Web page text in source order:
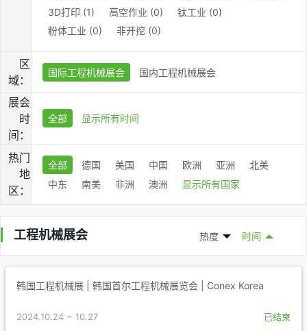
3D打印 (1)
高空作业 (0)
钛工业 (0)
粉体工业 (0)
非开挖 (0)
区
域：
国际工程机械展会 国内工程机械展会
展会
时
间：
全部 显示所有时间
热门
地
区：
全部 德国 美国 中国 欧洲 亚洲
北美
中东
南美 非洲 澳洲 显示所有国家
工程机械展会 热度 时间
韩国工程机械展 | 韩国首尔工程机械展览会 | Conex Korea
2024.10.24 ~ 10.27 已结束